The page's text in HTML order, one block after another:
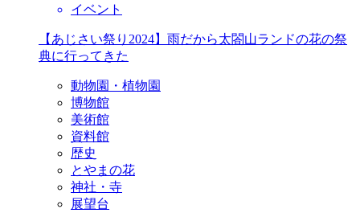
イベント
【あじさい祭り2024】雨だから太閤山ランドの花の祭
典に行ってきた
動物園・植物園
博物館
美術館
資料館
歴史
とやまの花
神社・寺
展望台